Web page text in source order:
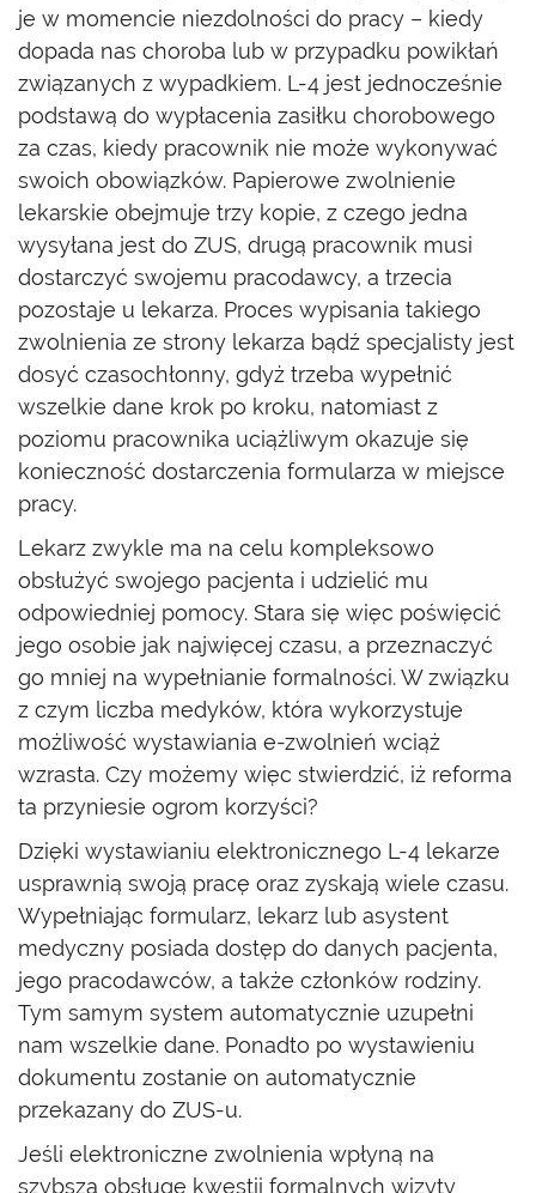
je w momencie niezdolności do pracy – kiedy
dopada nas choroba lub w przypadku powikłań
związanych z wypadkiem. L-4 jest jednocześnie
podstawą do wypłacenia zasiłku chorobowego
za czas, kiedy pracownik nie może wykonywać
swoich obowiązków. Papierowe zwolnienie
lekarskie obejmuje trzy kopie, z czego jedna
wysyłana jest do ZUS, drugą pracownik musi
dostarczyć swojemu pracodawcy, a trzecia
pozostaje u lekarza. Proces wypisania takiego
zwolnienia ze strony lekarza bądź specjalisty jest
dosyć czasochłonny, gdyż trzeba wypełnić
wszelkie dane krok po kroku, natomiast z
poziomu pracownika uciążliwym okazuje się
konieczność dostarczenia formularza w miejsce
pracy.
Lekarz zwykle ma na celu kompleksowo
obsłużyć swojego pacjenta i udzielić mu
odpowiedniej pomocy. Stara się więc poświęcić
jego osobie jak najwięcej czasu, a przeznaczyć
go mniej na wypełnianie formalności. W związku
z czym liczba medyków, która wykorzystuje
możliwość wystawiania e-zwolnień wciąż
wzrasta. Czy możemy więc stwierdzić, iż reforma
ta przyniesie ogrom korzyści?
Dzięki wystawianiu elektronicznego L-4 lekarze
usprawnią swoją pracę oraz zyskają wiele czasu.
Wypełniając formularz, lekarz lub asystent
medyczny posiada dostęp do danych pacjenta,
jego pracodawców, a także członków rodziny.
Tym samym system automatycznie uzupełni
nam wszelkie dane. Ponadto po wystawieniu
dokumentu zostanie on automatycznie
przekazany do ZUS-u.
Jeśli elektroniczne zwolnienia wpłyną na
szybszą obsługę kwestii formalnych wizyty